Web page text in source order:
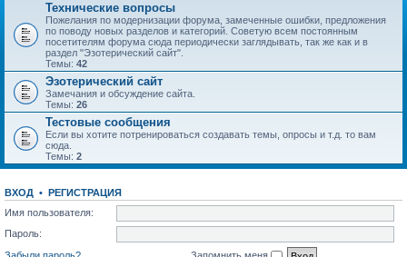
Технические вопросы
Пожелания по модернизации форума, замеченные ошибки, предложения
по поводу новых разделов и категорий. Советую всем постоянным
посетителям форума сюда периодически заглядывать, так же как и в
раздел "Эзотерический сайт".
Темы: 42
Эзотерический сайт
Замечания и обсуждение сайта.
Темы: 26
Тестовые сообщения
Если вы хотите потренироваться создавать темы, опросы и т.д. то вам
сюда.
Темы: 2
ВХОД • РЕГИСТРАЦИЯ
Имя пользователя:
Пароль: